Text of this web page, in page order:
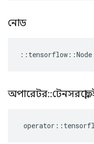
নোড
:: tensorflow ::Node
অপারেটর::টেনসরফ্লো::
operator ::